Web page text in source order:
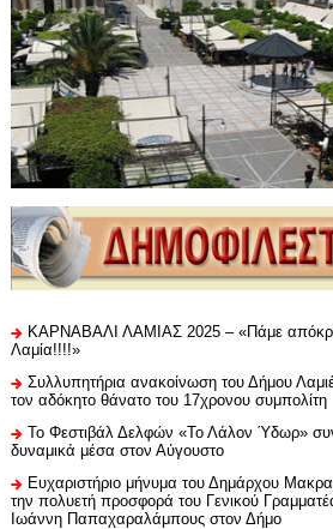
ΚΑΡΝΑΒΑΛΙ ΛΑΜΙΑΣ 2025 – «Πάμε
Λαμία!!!!»
Συλλυπητήρια ανακοίνωση του Δήμου
τον αδόκητο θάνατο του 17χρονου συμπολίτη
Το Φεστιβάλ Δελφών «Το Λάλον Ύδωρ»
δυναμικά μέσα στον Αύγουστο
Ευχαριστήριo μήνυμα του Δημάρχου
την πολυετή προσφορά του Γενικού
Ιωάννη Παπαχαραλάμπους στον Δήμο